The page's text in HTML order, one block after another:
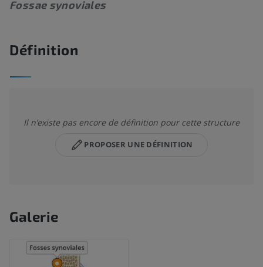
Fossae synoviales
Définition
Il n’existe pas encore de définition pour cette structure
PROPOSER UNE DÉFINITION
Galerie